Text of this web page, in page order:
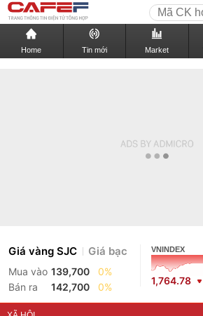
Home Tin mới Market
Giá vàng SJC Giá bạc
Mua vào 139,700
0%
Bán ra
142,700 0%
VNINDEX
1,764.78